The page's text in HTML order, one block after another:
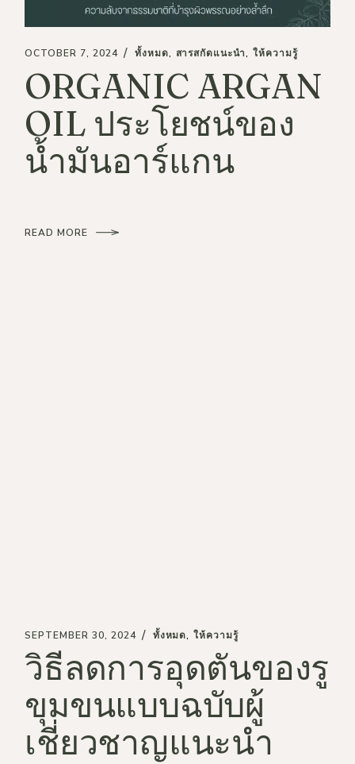
OCTOBER 7, 2024 ทั้งหมด สารสกัดแนะนำ ให้ความรู้
ORGANIC ARGAN
OIL ประโยชน์ของ
น้ำมันอาร์แกน
READ MORE
SEPTEMBER 30, 2024 ทั้งหมด ให้ความรู้
วิธีลดการอุดตันของรู
ขุมขนแบบฉบับผู้
เชี่ยวชาญแนะนำ